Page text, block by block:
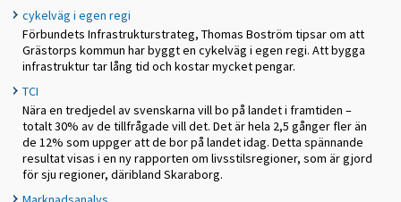
cykelväg i egen regi
Förbundets Infrastrukturstrateg, Thomas Boström tipsar om att
Grästorps kommun har byggt en cykelväg i egen regi. Att bygga
infrastruktur tar lång tid och kostar mycket pengar.
TCI
Nära en tredjedel av svenskarna vill bo på landet i framtiden –
totalt 30% av de tillfrågade vill det. Det är hela 2,5 gånger fler än
de 12% som uppger att de bor på landet idag. Detta spännande
resultat visas i en ny rapporten om livsstilsregioner, som är gjord
för sju regioner, däribland Skaraborg.